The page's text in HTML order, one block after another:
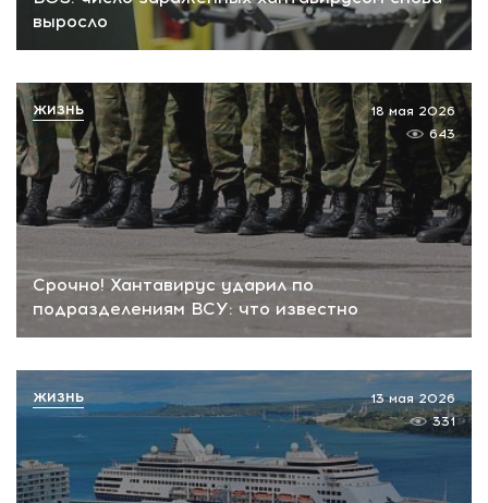
выросло
Срочно! Хантавирус ударил по
подразделениям ВСУ: что известно
18 мая 2026
643
ЖИЗНЬ
13 мая 2026
331
ЖИЗНЬ